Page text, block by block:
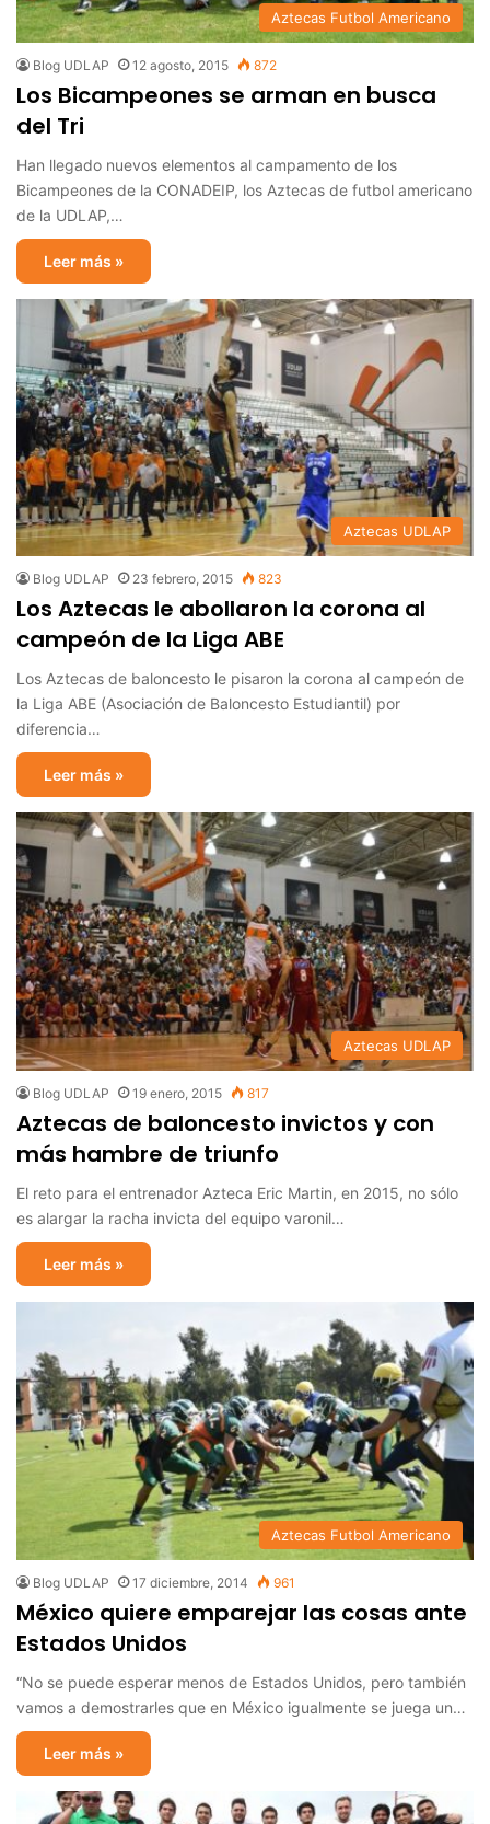
Aztecas Futbol Americano
Blog UDLAP 12 agosto, 2015 872
Los Bicampeones se arman en busca
del Tri
Han llegado nuevos elementos al campamento de los
Bicampeones de la CONADEIP, los Aztecas de futbol americano
de la UDLAP,…
Leer más »
Aztecas UDLAP
Blog UDLAP 23 febrero, 2015 823
Los Aztecas le abollaron la corona al
campeón de la Liga ABE
Los Aztecas de baloncesto le pisaron la corona al campeón de
la Liga ABE (Asociación de Baloncesto Estudiantil) por
diferencia…
Leer más »
Aztecas UDLAP
Blog UDLAP 19 enero, 2015 817
Aztecas de baloncesto invictos y con
más hambre de triunfo
El reto para el entrenador Azteca Eric Martin, en 2015, no sólo
es alargar la racha invicta del equipo varonil…
Leer más »
Aztecas Futbol Americano
Blog UDLAP 17 diciembre, 2014 961
México quiere emparejar las cosas ante
Estados Unidos
“No se puede esperar menos de Estados Unidos, pero también
vamos a demostrarles que en México igualmente se juega un…
Leer más »